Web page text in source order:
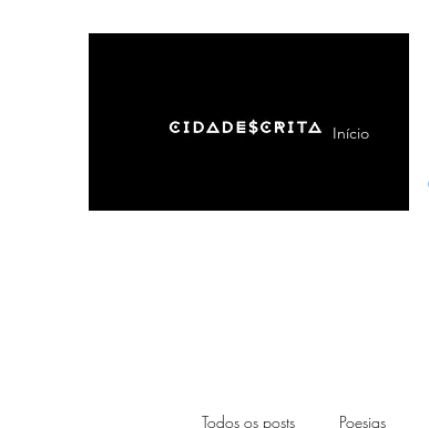
Início
Todos os posts Poesias